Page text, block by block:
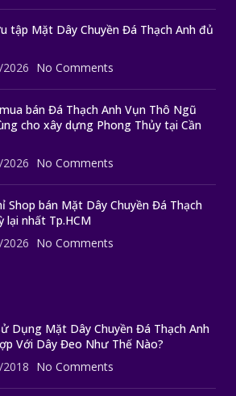
tập Mặt Dây Chuyền Đá Thạch Anh đủ
No Comments
bán Đá Thạch Anh Vụn Thô Ngũ
cho xây dựng Phong Thủy tại Cần
No Comments
Shop bán Mặt Dây Chuyền Đá Thạch
lại nhất Tp.HCM
No Comments
Dụng Mặt Dây Chuyền Đá Thạch Anh
Với Dây Đeo Như Thế Nào?
No Comments